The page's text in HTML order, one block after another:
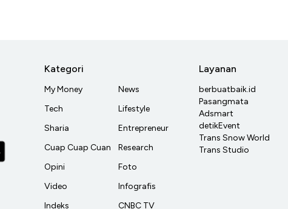
Kategori
My Money
Tech
Sharia
Cuap Cuap Cuan
Opini
Video
Indeks
News
Lifestyle
Entrepreneur
Research
Foto
Infografis
CNBC TV
Layanan
berbuatbaik.id
Pasangmata
Adsmart
detikEvent
Trans Snow World
Trans Studio